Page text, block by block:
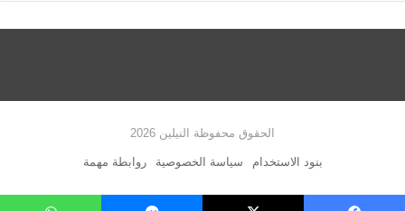
الحقوق محفوظة النيلين 2026
بنود الاستخدام سياسة الخصوصية روابطة مهمة